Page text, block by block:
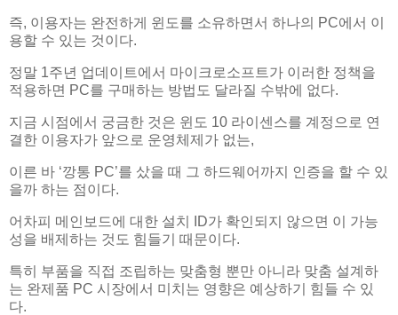
즉, 이용자는 완전하게 윈도를 소유하면서 하나의 PC에서 이
용할 수 있는 것이다.
정말 1주년 업데이트에서 마이크로소프트가 이러한 정책을
적용하면 PC를 구매하는 방법도 달라질 수밖에 없다.
지금 시점에서 궁금한 것은 윈도 10 라이센스를 계정으로 연
결한 이용자가 앞으로 운영체제가 없는,
이른 바 ‘깡통 PC’를 샀을 때 그 하드웨어까지 인증을 할 수 있
을까 하는 점이다.
어차피 메인보드에 대한 설치 ID가 확인되지 않으면 이 가능
성을 배제하는 것도 힘들기 때문이다.
특히 부품을 직접 조립하는 맞춤형 뿐만 아니라 맞춤 설계하
는 완제품 PC 시장에서 미치는 영향은 예상하기 힘들 수 있
다.